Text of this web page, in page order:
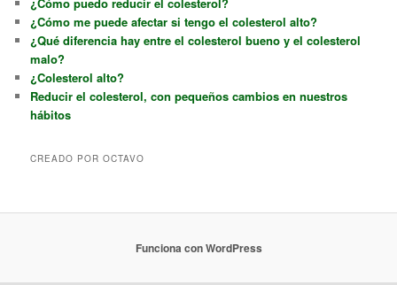
¿Cómo me puede afectar si tengo el colesterol alto?
¿Qué diferencia hay entre el colesterol bueno y el colesterol
malo?
¿Colesterol alto?
Reducir el colesterol, con pequeños cambios en nuestros
hábitos
CREADO POR OCTAVO
Funciona con WordPress